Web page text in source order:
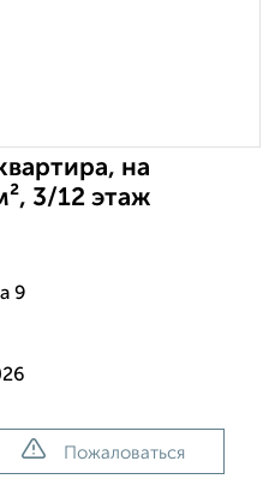
на
3/12 этаж
9
Пожаловаться